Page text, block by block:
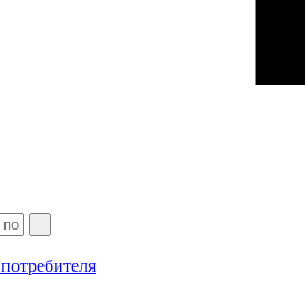
потребителя